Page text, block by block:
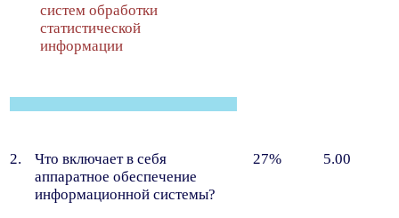
систем обработки
статистической
информации
2.
Что включает в себя
аппаратное обеспечение
информационной системы?
27% 5.00